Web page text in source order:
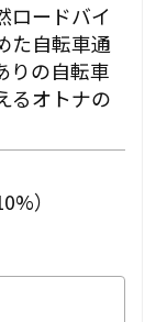
ロードバイ
た自転車通
りの自転車
るオトナの
）